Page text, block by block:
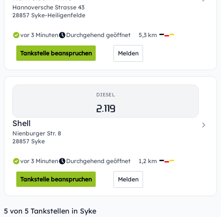
Hannoversche Strasse 43
28857 Syke-Heiligenfelde
vor 3 Minuten Durchgehend geöffnet 5,3 km
Tankstelle beanspruchen Melden
DIESEL
2.119
Shell
Nienburger Str. 8
28857 Syke
vor 3 Minuten Durchgehend geöffnet 1,2 km
Tankstelle beanspruchen Melden
5 von 5 Tankstellen in Syke